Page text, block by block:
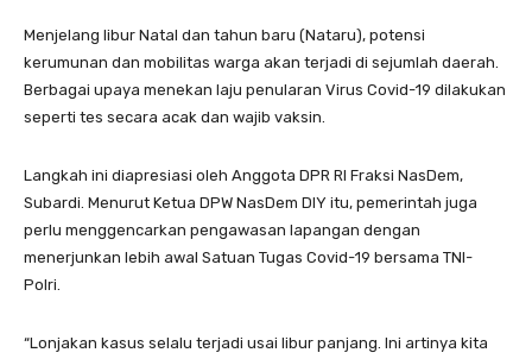
Menjelang libur Natal dan tahun baru (Nataru), potensi
kerumunan dan mobilitas warga akan terjadi di sejumlah daerah.
Berbagai upaya menekan laju penularan Virus Covid-19 dilakukan
seperti tes secara acak dan wajib vaksin.
Langkah ini diapresiasi oleh Anggota DPR RI Fraksi NasDem,
Subardi. Menurut Ketua DPW NasDem DIY itu, pemerintah juga
perlu menggencarkan pengawasan lapangan dengan
menerjunkan lebih awal Satuan Tugas Covid-19 bersama TNI-
Polri.
“Lonjakan kasus selalu terjadi usai libur panjang. Ini artinya kita